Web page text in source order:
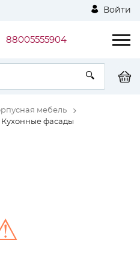
Войти
88005555904
мебель
Кухонные фасады